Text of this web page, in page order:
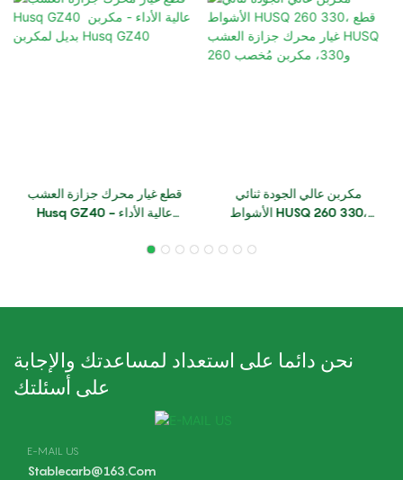
قطع غيار محرك جزازة العشب
Husq GZ40 عالية الأداء -
مكربن ​​عالي الجودة ثنائي
الأشواط HUSQ 260 330،
HUSQ 260 و330، مكربن ​​
نحن دائما على استعداد لمساعدتك والإجابة
على أسئلتك
E-MAIL US
Stablecarb@163.com